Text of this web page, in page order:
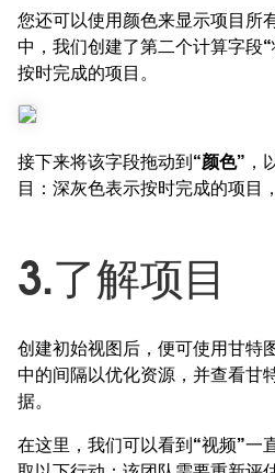
您还可以使用颜色来显示项目所
中，我们创建了第二个计算字段
按时完成的项目。
接下来将该字段拖动到“颜色”，
目：深灰色表示按时完成的项目
3.了解项目
创建初始视图后，便可使用甘特
中的间隔以优化资源，并查看甘
据。
在这里，我们可以看到“视频”一